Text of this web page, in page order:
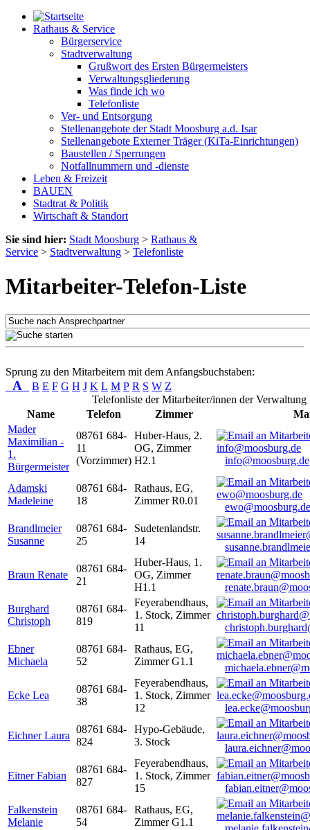
Rathaus & Service
Bürgerservice
Stadtverwaltung
Grußwort des Ersten Bürgermeisters
Verwaltungsgliederung
Was finde ich wo
Telefonliste
Ver- und Entsorgung
Stellenangebote der Stadt Moosburg a.d. Isar
Stellenangebote Externer Träger (KiTa-Einrichtungen)
Baustellen / Sperrungen
Notfallnummern und -dienste
Leben & Freizeit
BAUEN
Stadtrat & Politik
Wirtschaft & Standort
Sie sind hier: Stadt Moosburg > Rathaus &
Service > Stadtverwaltung > Telefonliste
Mitarbeiter-Telefon-Liste
Sprung zu den Mitarbeitern mit dem Anfangsbuchstaben:
A B E F G H J K L M P R S W Z
Telefonliste der Mitarbeiter/innen der Verwaltung
Name
Telefon Zimmer
Mader
Maximilian -
1.
Bürgermeister
08761 684-
11
(Vorzimmer)
Huber-Haus, 2.
OG, Zimmer
H2.1
info@moosburg.de
Adamski
Madeleine
08761 684-
18
Rathaus, EG,
Zimmer R0.01
ewo@moosburg.de
Brandlmeier
Susanne
08761 684-
25
Sudetenlandstr.
14
Braun Renate
08761 684-
21
Huber-Haus, 1.
OG, Zimmer
H1.1
Burghard
Christoph
08761 684-
819
Feyerabendhaus,
1. Stock, Zimmer
11
Ebner
Michaela
08761 684-
52
Rathaus, EG,
Zimmer G1.1
Ecke Lea
08761 684-
38
Feyerabendhaus,
1. Stock, Zimmer
12
Eichner Laura
08761 684-
824
Hypo-Gebäude,
3. Stock
Eitner Fabian
08761 684-
827
Feyerabendhaus,
1. Stock, Zimmer
15
Falkenstein
Melanie
08761 684-
54
Rathaus, EG,
Zimmer G1.1